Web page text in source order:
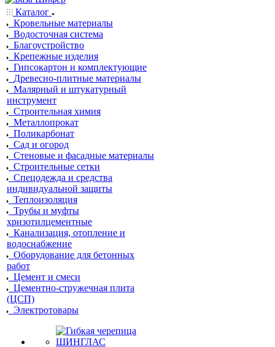
Каталог
Кровельные материалы
Водосточная система
Благоустройство
Крепежные изделия
Гипсокартон и комплектующие
Древесно-плитные материалы
Малярный и штукатурный
инструмент
Строительная химия
Металлопрокат
Поликарбонат
Сад и огород
Стеновые и фасадные материалы
Строительные сетки
Спецодежда и средства
индивидуальной защиты
Теплоизоляция
Трубы и муфты
хризотилцементные
Канализация, отопление и
водоснабжение
Оборудование для бетонных
работ
Цемент и смеси
Цементно-стружечная плита
(ЦСП)
Электротовары